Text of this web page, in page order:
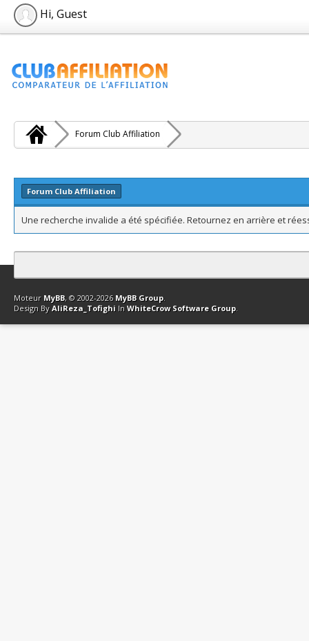
Hi, Guest
Forum Club Affiliation
Forum Club Affiliation
Une recherche invalide a été spécifiée. Retournez en arrière et
Contact Club Affiliation Retourner en haut Version bas-débit
Moteur MyBB, © 2002-2026 MyBB Group.
Design By AliReza_Tofighi In WhiteCrow Software Group.